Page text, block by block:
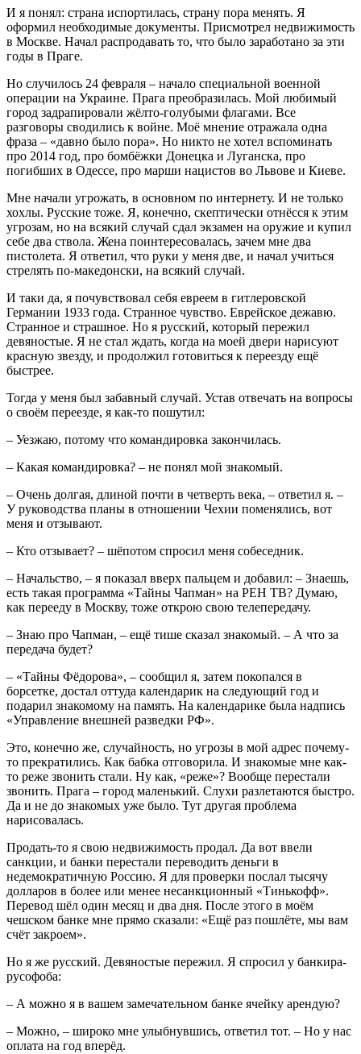
И я понял: страна испортилась, страну пора менять. Я
оформил необходимые документы. Присмотрел недвижимость
в Москве. Начал распродавать то, что было заработано за эти
годы в Праге.
Но случилось 24 февраля – начало специальной военной
операции на Украине. Прага преобразилась. Мой любимый
город задрапировали жёлто-голубыми флагами. Все
разговоры сводились к войне. Моё мнение отражала одна
фраза – «давно было пора». Но никто не хотел вспоминать
про 2014 год, про бомбёжки Донецка и Луганска, про
погибших в Одессе, про марши нацистов во Львове и Киеве.
Мне начали угрожать, в основном по интернету. И не только
хохлы. Русские тоже. Я, конечно, скептически отнёсся к этим
угрозам, но на всякий случай сдал экзамен на оружие и купил
себе два ствола. Жена поинтересовалась, зачем мне два
пистолета. Я ответил, что руки у меня две, и начал учиться
стрелять по-македонски, на всякий случай.
И таки да, я почувствовал себя евреем в гитлеровской
Германии 1933 года. Странное чувство. Еврейское дежавю.
Странное и страшное. Но я русский, который пережил
девяностые. Я не стал ждать, когда на моей двери нарисуют
красную звезду, и продолжил готовиться к переезду ещё
быстрее.
Тогда у меня был забавный случай. Устав отвечать на вопросы
о своём переезде, я как-то пошутил:
– Уезжаю, потому что командировка закончилась.
– Какая командировка? – не понял мой знакомый.
– Очень долгая, длиной почти в четверть века, – ответил я. –
У руководства планы в отношении Чехии поменялись, вот
меня и отзывают.
– Кто отзывает? – шёпотом спросил меня собеседник.
– Начальство, – я показал вверх пальцем и добавил: – Знаешь,
есть такая программа «Тайны Чапман» на РЕН ТВ? Думаю,
как перееду в Москву, тоже открою свою телепередачу.
– Знаю про Чапман, – ещё тише сказал знакомый. – А что за
передача будет?
– «Тайны Фёдорова», – сообщил я, затем покопался в
борсетке, достал оттуда календарик на следующий год и
подарил знакомому на память. На календарике была надпись
«Управление внешней разведки РФ».
Это, конечно же, случайность, но угрозы в мой адрес почему-
то прекратились. Как бабка отговорила. И знакомые мне как-
то реже звонить стали. Ну как, «реже»? Вообще перестали
звонить. Прага – город маленький. Слухи разлетаются быстро.
Да и не до знакомых уже было. Тут другая проблема
нарисовалась.
Продать-то я свою недвижимость продал. Да вот ввели
санкции, и банки перестали переводить деньги в
недемократичную Россию. Я для проверки послал тысячу
долларов в более или менее несанкционный «Тинькофф».
Перевод шёл один месяц и два дня. После этого в моём
чешском банке мне прямо сказали: «Ещё раз пошлёте, мы вам
счёт закроем».
Но я же русский. Девяностые пережил. Я спросил у банкира-
русофоба:
– А можно я в вашем замечательном банке ячейку арендую?
– Можно, – широко мне улыбнувшись, ответил тот. – Но у нас
оплата на год вперёд.